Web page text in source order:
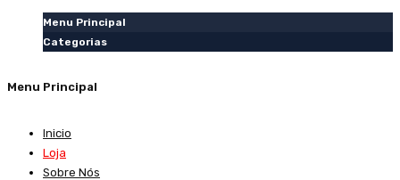
Menu Principal
Categorias
Menu Principal
Inicio
Loja
Sobre Nós